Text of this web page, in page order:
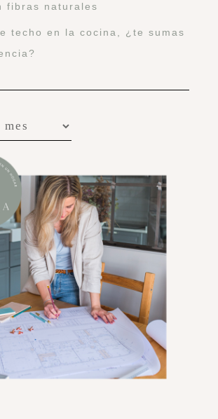
fibras naturales
techo en la cocina, ¿te sumas